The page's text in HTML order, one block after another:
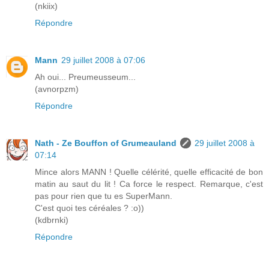
(nkiix)
Répondre
Mann 29 juillet 2008 à 07:06
Ah oui... Preumeusseum...
(avnorpzm)
Répondre
Nath - Ze Bouffon of Grumeauland
29 juillet 2008 à
07:14
Mince alors MANN ! Quelle célérité, quelle efficacité de bon
matin au saut du lit ! Ca force le respect. Remarque, c'est
pas pour rien que tu es SuperMann.
C'est quoi tes céréales ? :o))
(kdbrnki)
Répondre